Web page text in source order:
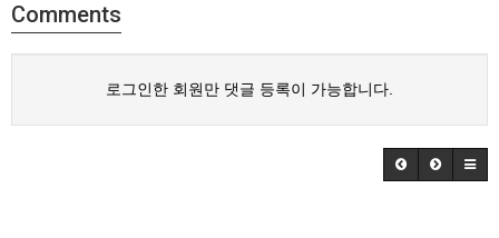
Comments
로그인한 회원만 댓글 등록이 가능합니다.